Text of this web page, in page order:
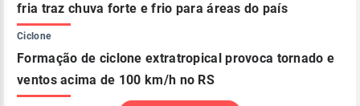
fria traz chuva forte e frio para áreas do país
Ciclone
Formação de ciclone extratropical provoca tornado e
ventos acima de 100 km/h no RS